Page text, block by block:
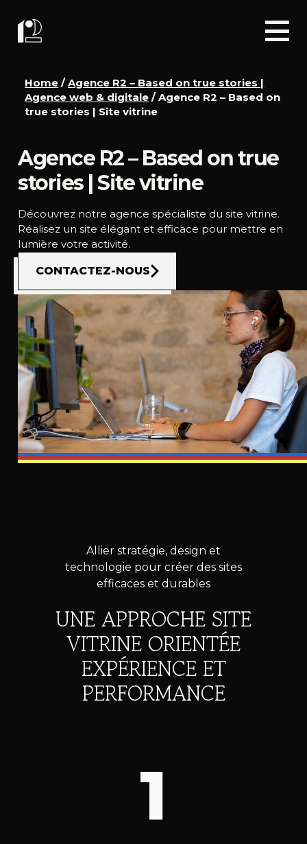
Home /Agence R2 – Based on true stories |
Agence web & digitale /Agence R2 – Based on
true stories | Site vitrine
Agence R2 – Based on true
stories | Site vitrine
Découvrez notre agence spécialiste du site vitrine.
Réalisez un site élégant et efficace pour mettre en
lumière votre activité.
CONTACTEZ-NOUS
Allier stratégie, design et
technologie pour créer des sites
efficaces et durables
UNE APPROCHE SITE
VITRINE ORIENTÉE
EXPÉRIENCE ET
PERFORMANCE
1